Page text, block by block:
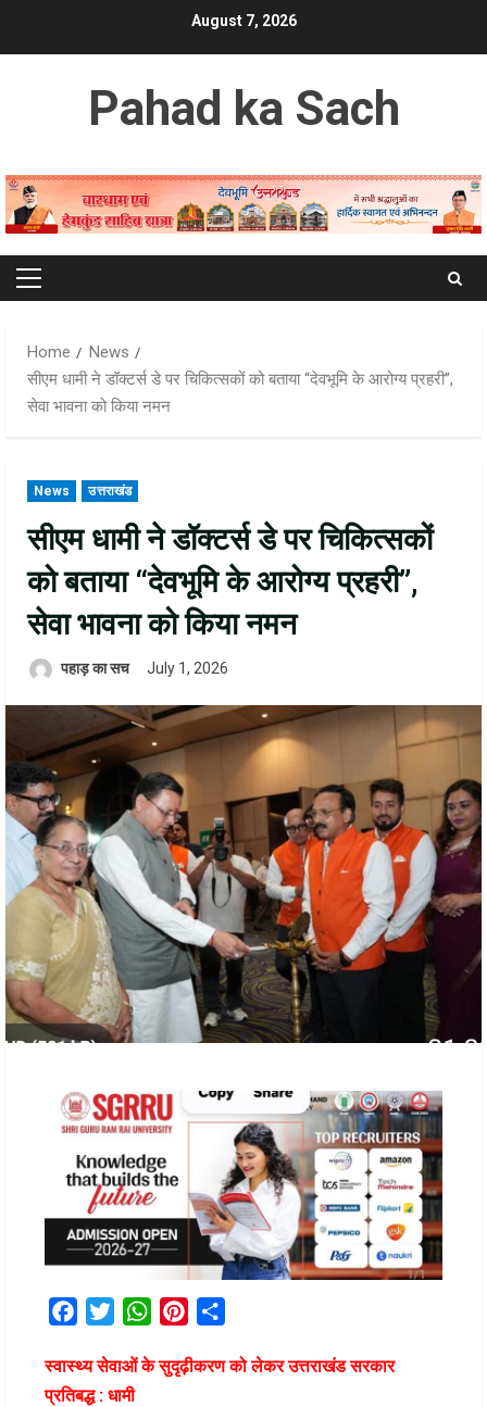
August 7, 2026
Pahad ka Sach
Primary
Home
News
सीएम धामी ने डॉक्टर्स डे पर चिकित्सकों को बताया “देवभूमि के आरोग्य प्रहरी”,
सेवा भावना को किया नमन
News उत्तराखंड
सीएम धामी ने डॉक्टर्स डे पर चिकित्सकों
को बताया “देवभूमि के आरोग्य प्रहरी”,
सेवा भावना को किया नमन
पहाड़ का सच July 1, 2026
FacebookTwitterWhatsAppPinterest
स्वास्थ्य सेवाओं के सुदृढ़ीकरण को लेकर उत्तराखंड सरकार
प्रतिबद्ध : धामी